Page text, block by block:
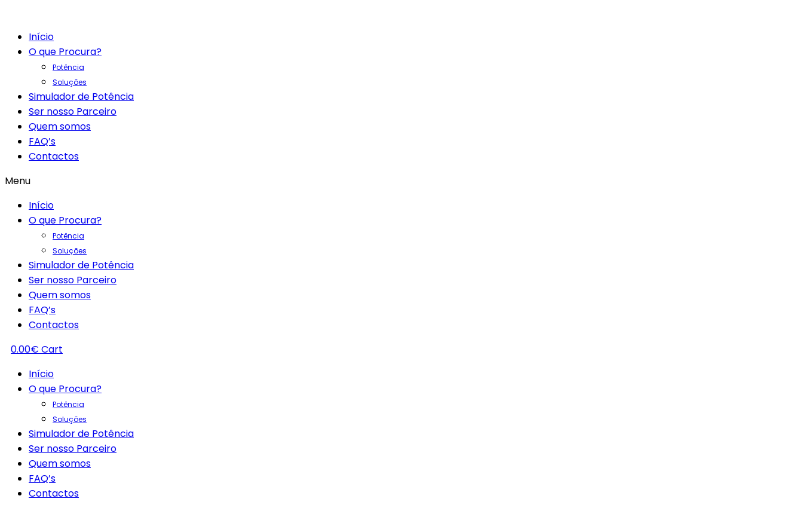
Início
O que Procura?
Potência
Soluções
Simulador de Potência
Ser nosso Parceiro
Quem somos
FAQ’s
Contactos
Menu
Início
O que Procura?
Potência
Soluções
Simulador de Potência
Ser nosso Parceiro
Quem somos
FAQ’s
Contactos
0.00€ Cart
Início
O que Procura?
Potência
Soluções
Simulador de Potência
Ser nosso Parceiro
Quem somos
FAQ’s
Contactos